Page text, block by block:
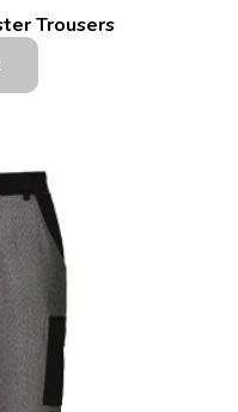
Trousers